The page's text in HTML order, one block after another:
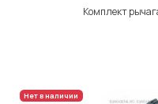
Комплект
Нет в наличии